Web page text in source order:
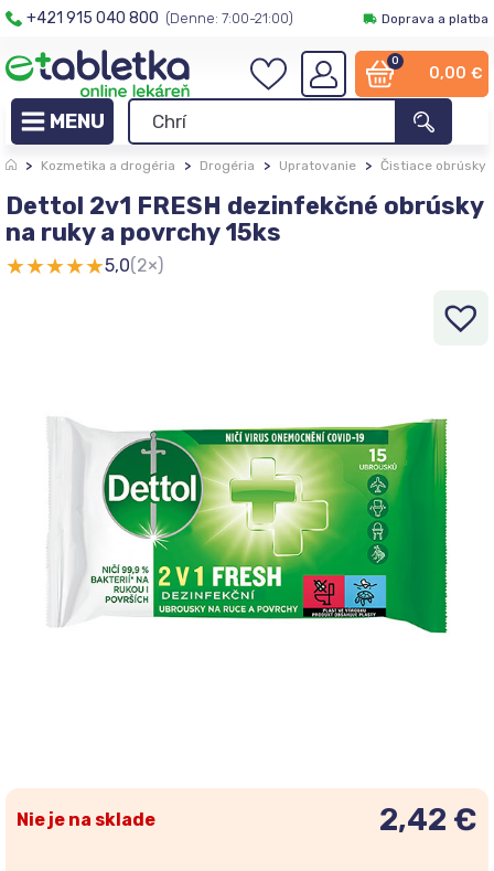
+421 915 040 800 (Denne: 7:00-21:00) Doprava a platba
0
0,00 €
> Kozmetika a drogéria > Drogéria > Upratovanie > Čistiace obrúsky
Dettol 2v1 FRESH dezinfekčné obrúsky
na ruky a povrchy 15ks
★★★★★5,0(2×)
Nie je na sklade 2,42 €